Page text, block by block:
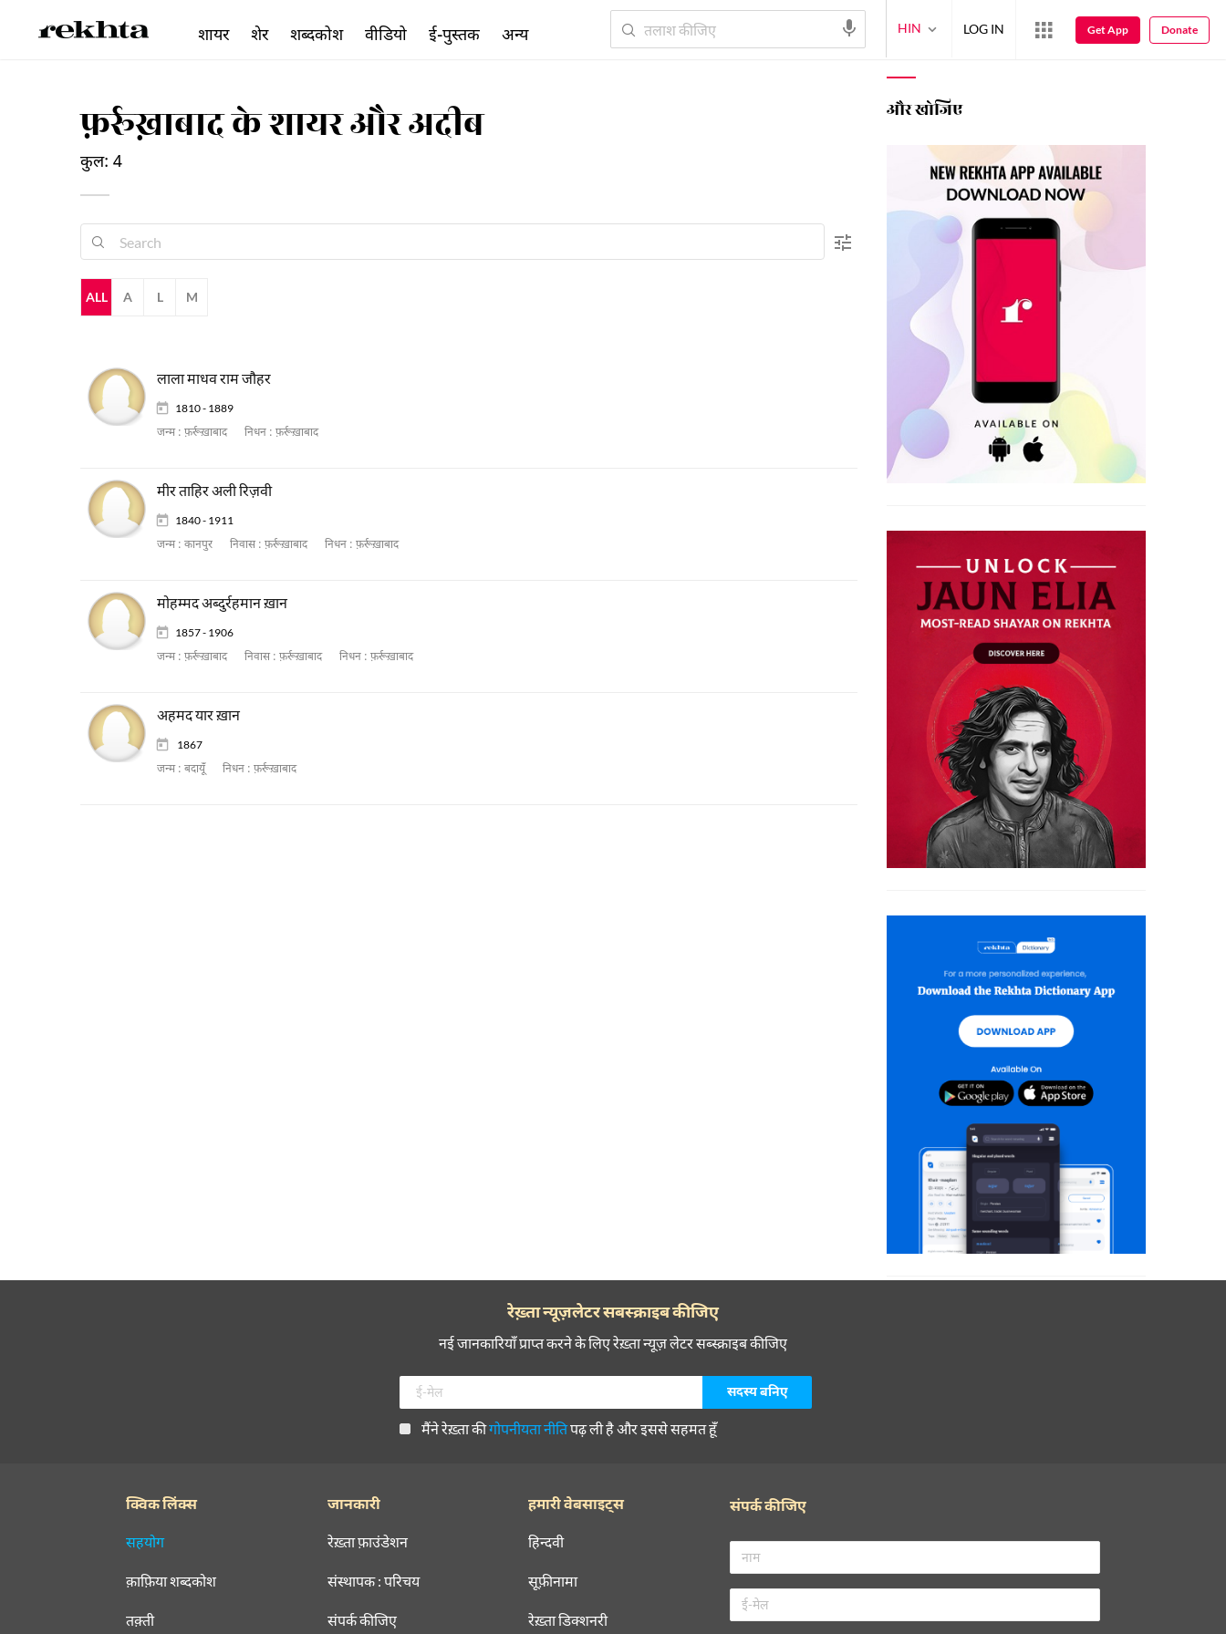
फ़र्रूख़ाबाद के शायर और अदीब
कुल: 4
ALL A L M
लाला माधव राम जौहर
1810 - 1889
जन्म : फ़र्रूख़ाबाद निधन : फ़र्रूख़ाबाद
मीर ताहिर अली रिज़वी
1840 - 1911
जन्म : कानपुर निवास : फ़र्रूख़ाबाद निधन : फ़र्रूख़ाबाद
मोहम्मद अब्दुर्रहमान ख़ान
1857 - 1906
जन्म : फ़र्रूख़ाबाद निवास : फ़र्रूख़ाबाद निधन : फ़र्रूख़ाबाद
अहमद यार ख़ान
1867
जन्म : बदायूँ निधन : फ़र्रूख़ाबाद
और खोजिए
शायर शेर शब्दकोश वीडियो ई-पुस्तक अन्य HIN LOG IN Get App Donate
रेख़्ता न्यूज़लेटर सबस्क्राइब कीजिए
नई जानकारियाँ प्राप्त करने के लिए रेख़्ता न्यूज़ लेटर सब्स्क्राइब कीजिए
मैंने रेख़्ता कीगोपनीयता नीतिपढ़ ली है और इससे सहमत हूँ
क्विक लिंक्स
सहयोग
क़ाफ़िया शब्दकोश
तक़्ती
जानकारी
रेख़्ता फ़ाउंडेशन
संस्थापक : परिचय
संपर्क कीजिए
हमारी वेबसाइट्स
हिन्दवी
सूफ़ीनामा
रेख़्ता डिक्शनरी
संपर्क कीजिए